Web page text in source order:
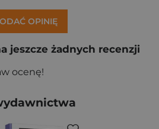
OPINIĘ
jeszcze żadnych recenzji
ocenę!